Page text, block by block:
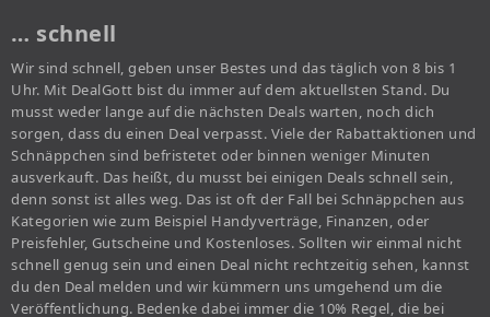
… schnell
Wir sind schnell, geben unser Bestes und das täglich von 8 bis 1
Uhr. Mit DealGott bist du immer auf dem aktuellsten Stand. Du
musst weder lange auf die nächsten Deals warten, noch dich
sorgen, dass du einen Deal verpasst. Viele der Rabattaktionen und
Schnäppchen sind befristetet oder binnen weniger Minuten
ausverkauft. Das heißt, du musst bei einigen Deals schnell sein,
denn sonst ist alles weg. Das ist oft der Fall bei Schnäppchen aus
Kategorien wie zum Beispiel Handyverträge, Finanzen, oder
Preisfehler, Gutscheine und Kostenloses. Sollten wir einmal nicht
schnell genug sein und einen Deal nicht rechtzeitig sehen, kannst
du den Deal melden und wir kümmern uns umgehend um die
Veröffentlichung. Bedenke dabei immer die 10% Regel, die bei